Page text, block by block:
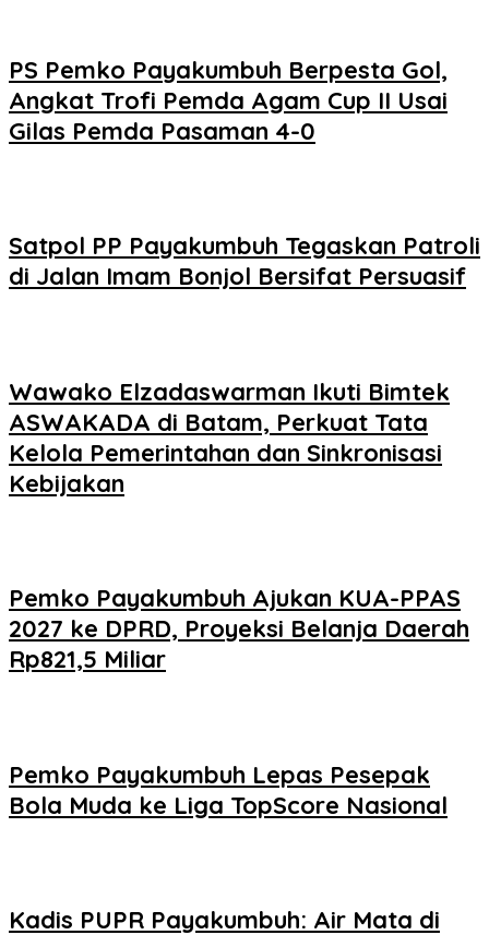
PS Pemko Payakumbuh Berpesta Gol,
Angkat Trofi Pemda Agam Cup II Usai
Gilas Pemda Pasaman 4-0
Satpol PP Payakumbuh Tegaskan Patroli
di Jalan Imam Bonjol Bersifat Persuasif
Wawako Elzadaswarman Ikuti Bimtek
ASWAKADA di Batam, Perkuat Tata
Kelola Pemerintahan dan Sinkronisasi
Kebijakan
Pemko Payakumbuh Ajukan KUA-PPAS
2027 ke DPRD, Proyeksi Belanja Daerah
Rp821,5 Miliar
Pemko Payakumbuh Lepas Pesepak
Bola Muda ke Liga TopScore Nasional
Kadis PUPR Payakumbuh: Air Mata di